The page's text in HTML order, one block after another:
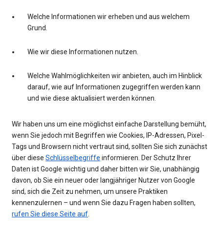
Welche Informationen wir erheben und aus welchem
Grund.
Wie wir diese Informationen nutzen.
Welche Wahlmöglichkeiten wir anbieten, auch im Hinblick
darauf, wie auf Informationen zugegriffen werden kann
und wie diese aktualisiert werden können.
Wir haben uns um eine möglichst einfache Darstellung bemüht,
wenn Sie jedoch mit Begriffen wie Cookies, IP-Adressen, Pixel-
Tags und Browsern nicht vertraut sind, sollten Sie sich zunächst
über diese Schlüsselbegriffe informieren. Der Schutz Ihrer
Daten ist Google wichtig und daher bitten wir Sie, unabhängig
davon, ob Sie ein neuer oder langjähriger Nutzer von Google
sind, sich die Zeit zu nehmen, um unsere Praktiken
kennenzulernen – und wenn Sie dazu Fragen haben sollten,
rufen Sie diese Seite auf.